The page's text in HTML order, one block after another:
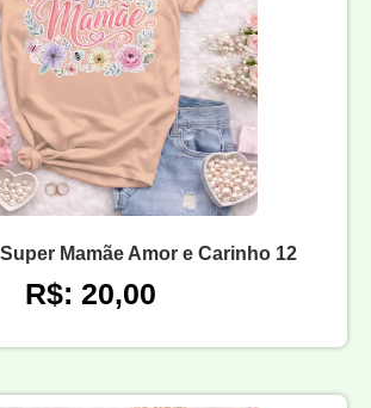
Mamãe Amor e Carinho 12
R$: 20,00